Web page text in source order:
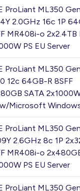
ProLiant ML350
2.0GHz 16c 1P
MR408i-o 2x2.4TB
PS EU Server
ProLiant ML350
12c 64GB-R 8SFF
SATA
Microsoft
ProLiant ML350
2.6GHz 8c 1P
MR408i-o
PS EU Server
ProLiant ML350